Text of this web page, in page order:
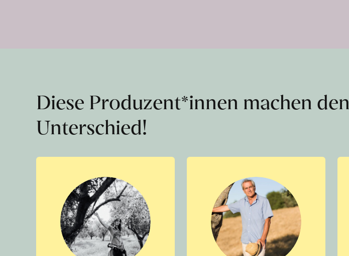
Diese Produzent*innen machen den
Unterschied!